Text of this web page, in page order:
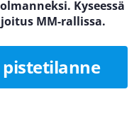
Kyseessä
MM-rallissa.